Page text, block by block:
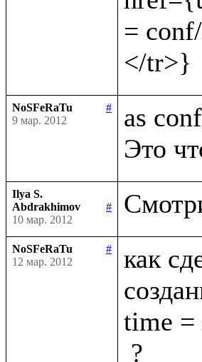
=
NoSFeRaTu
#
9 мар. 2012
as
Ilya S.
Abdrakhimov
#
10 мар. 2012
NoSFeRaTu
#
12 мар. 2012
как
time =